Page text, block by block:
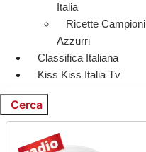
Italia
Ricette Campioni
Azzurri
Classifica Italiana
Kiss Kiss Italia Tv
Cerca